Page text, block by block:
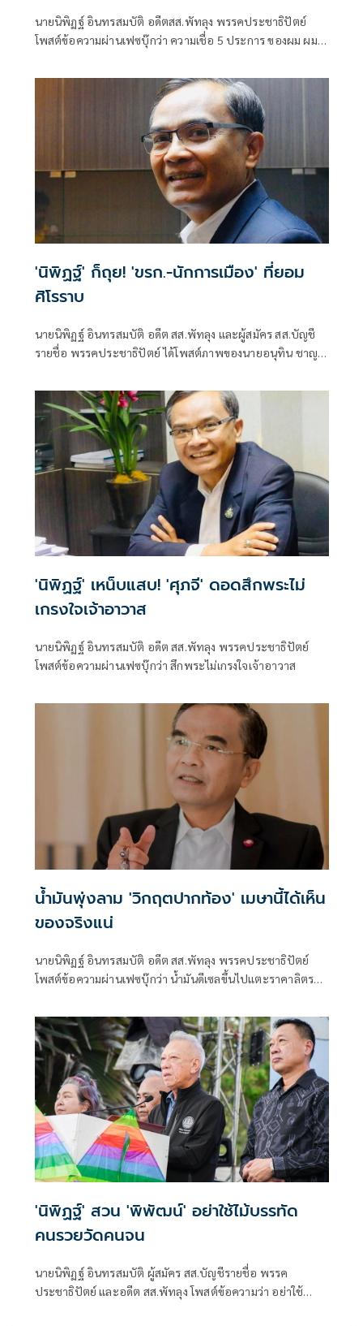
นายนิพิฏฐ์ อินทรสมบัติ อดีตสส.พัทลุง พรรคประชาธิปัตย์
โพสต์ข้อความผ่านเฟซบุ๊กว่า ความเชื่อ 5 ประการ ของผม ผม
ความเห็นผม
'นิพิฏฐ์' ก็ถุย! 'ขรก.-นักการเมือง' ที่ยอม
ศิโรราบ
นายนิพิฏฐ์ อินทรสมบัติ อดีต สส.พัทลุง และผู้สมัคร สส.บัญชี
รายชื่อ พรรคประชาธิปัตย์ ได้โพสต์ภาพของนายอนุทิน ชาญ
'นิพิฏฐ์' เหน็บแสบ! 'ศุภจี' ดอดสึกพระไม่
เกรงใจเจ้าอาวาส
นายนิพิฏฐ์ อินทรสมบัติ อดีต สส.พัทลุง พรรคประชาธิปัตย์
โพสต์ข้อความผ่านเฟซบุ๊กว่า สึกพระไม่เกรงใจเจ้าอาวาส
น้ำมันพุ่งลาม 'วิกฤตปากท้อง' เมษานี้ได้เห็น
ของจริงแน่
นายนิพิฏฐ์ อินทรสมบัติ อดีต สส.พัทลุง พรรคประชาธิปัตย์
โพสต์ข้อความผ่านเฟซบุ๊กว่า น้ำมันดีเซลขึ้นไปแตะราคาลิตรละ
ตระหนกกัน
'นิพิฏฐ์' สวน 'พิพัฒน์' อย่าใช้ไม้บรรทัด
คนรวยวัดคนจน
นายนิพิฏฐ์ อินทรสมบัติ ผู้สมัคร สส.บัญชีรายชื่อ พรรค
ประชาธิปัตย์ และอดีต สส.พัทลุง โพสต์ข้อความว่า อย่าใช้